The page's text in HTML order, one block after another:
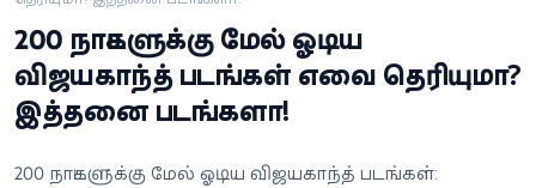
வீடியோ
வணிகம்
200 நாட்களுக்கு மேல் ஓடிய
விஜயகாந்த் படங்கள் எவை தெரியுமா?
இத்தனை படங்களா!
200 நாட்களுக்கு மேல் ஓடிய விஜயகாந்த் படங்கள்: